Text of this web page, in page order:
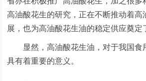
高油酸花生的研究，正在不断推动着高
展，也为高油酸花生油的稳定供应奠定
显然，高油酸花生油，对于我国食
具有着重要的意义。